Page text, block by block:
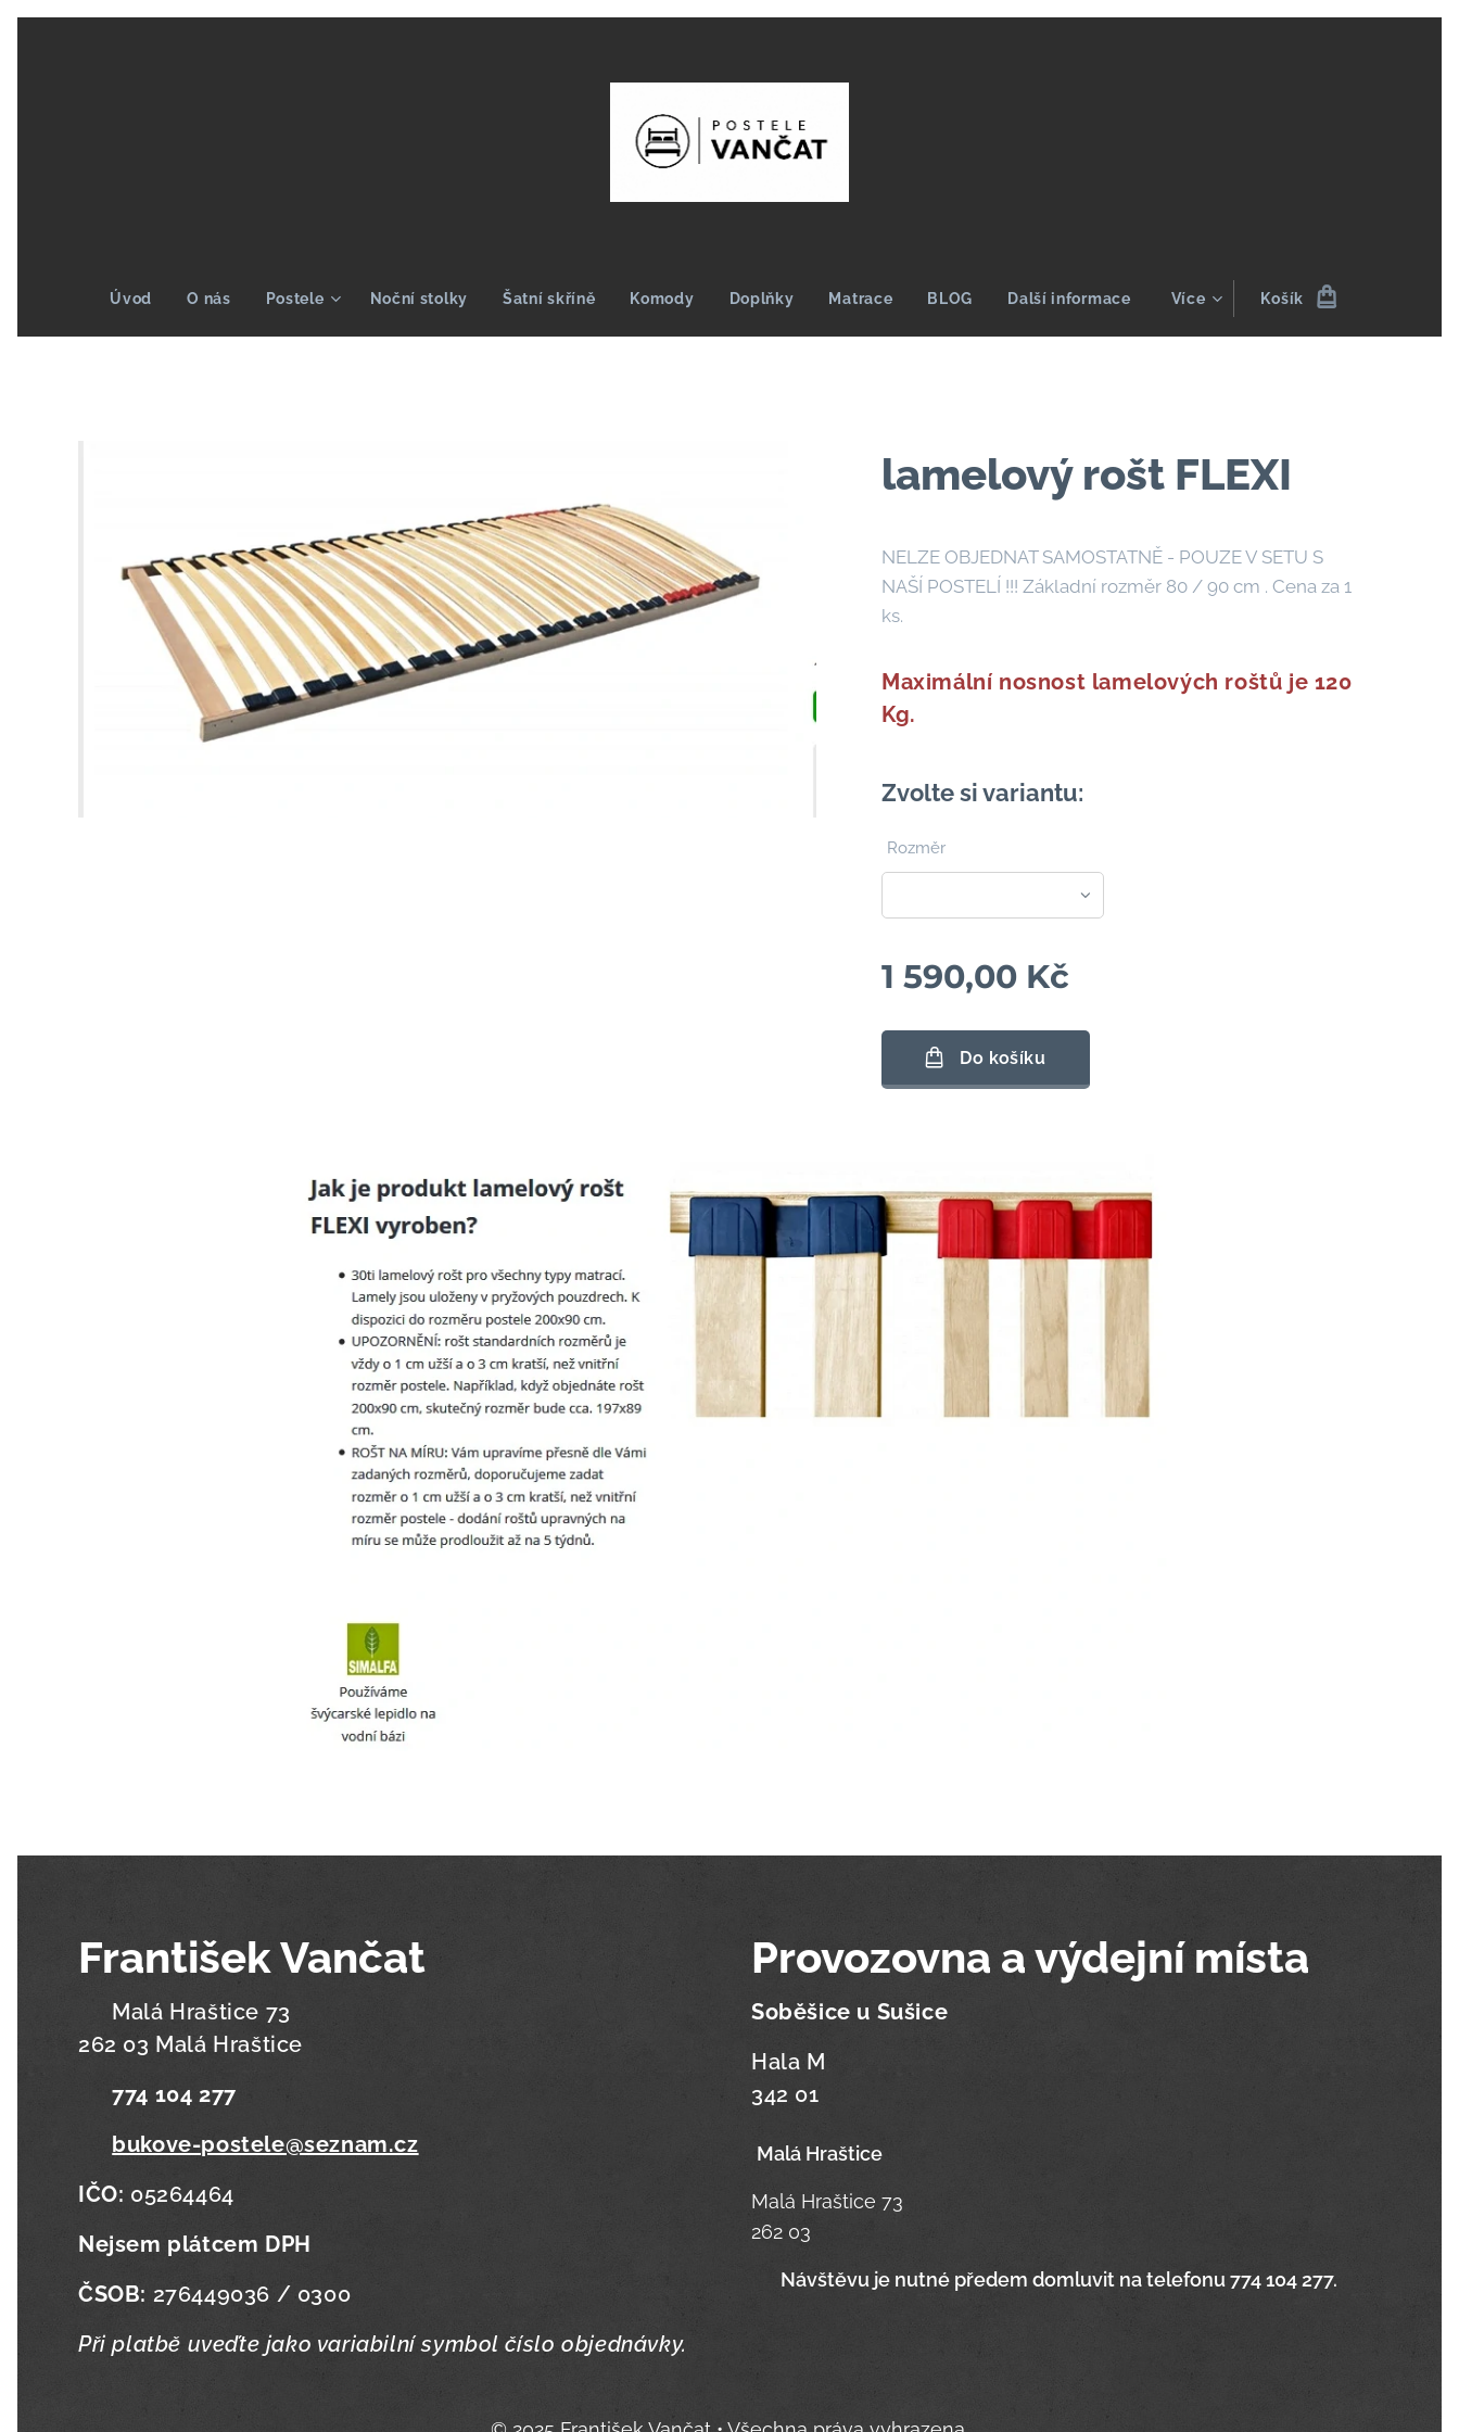
Úvod O nás Postele Noční stolky Šatní skříně Komody Doplňky Matrace BLOG Další informace Více Košík
lamelový rošt FLEXI
NELZE OBJEDNAT SAMOSTATNĚ - POUZE V SETU S
NAŠÍ POSTELÍ !!! Základní rozměr 80 / 90 cm . Cena za 1
ks.
Maximální nosnost lamelových roštů je 120
Kg.
Zvolte si variantu:
Rozměr
1 590,00 Kč
Do košíku
František Vančat
📍 Malá Hraštice 73
262 03 Malá Hraštice
📞774 104 277
bukove-postele@seznam.cz
IČO: 05264464
Nejsem plátcem DPH
ČSOB: 276449036 / 0300
Při platbě uveďte jako variabilní symbol číslo objednávky.
Provozovna a výdejní místa
Soběšice u Sušice
Hala M
342 01
Malá Hraštice
Malá Hraštice 73
262 03
Návštěvu je nutné předem domluvit na telefonu 774 104 277.